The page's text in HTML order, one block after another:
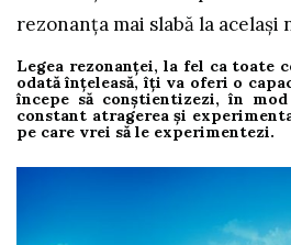
rezonanța mai slabă la același
Legea rezonanței, la fel ca toate
odată înțeleasă, îți va oferi o
începe să conștientizezi, în
constant atragerea și
pe care vrei să le experimentezi.